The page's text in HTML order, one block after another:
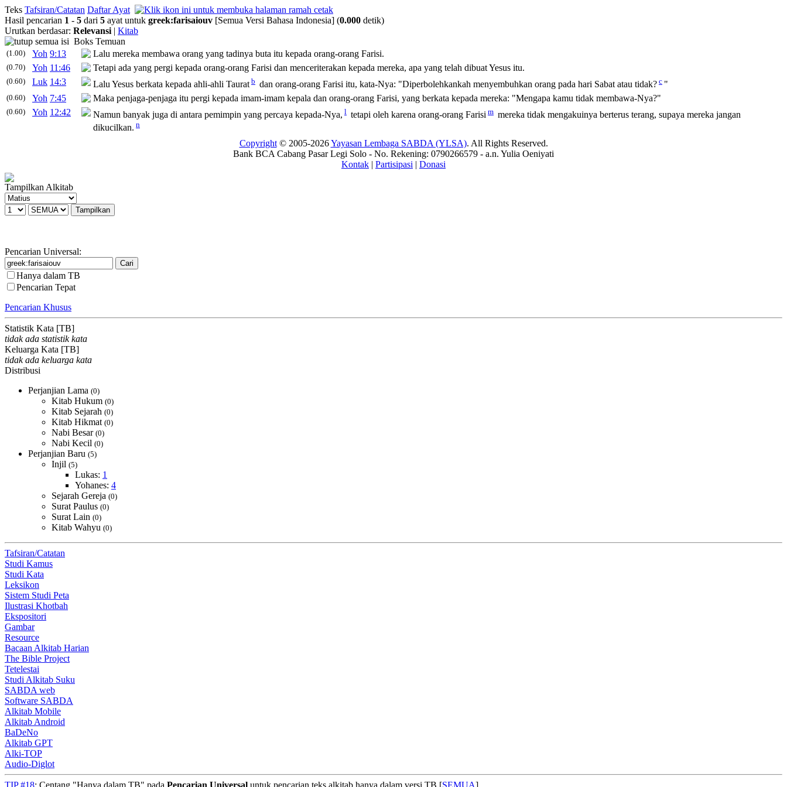
Teks Tafsiran/Catatan Daftar Ayat
Hasil pencarian 1 - 5 dari 5 ayat untuk greek:farisaiouv [Semua Versi Bahasa Indonesia] (0.000 detik)
Urutkan berdasar: Relevansi | Kitab
Boks Temuan
(1.00) Yoh 9:13 Lalu mereka membawa orang yang tadinya buta itu kepada orang-orang Farisi.
(0.70) Yoh 11:46 Tetapi ada yang pergi kepada orang-orang Farisi dan menceriterakan kepada mereka, apa yang telah dibuat Yesus itu.
(0.60) Luk 14:3 Lalu Yesus berkata kepada ahli-ahli Taurat b dan orang-orang Farisi itu, kata-Nya: "Diperbolehkankah menyembuhkan orang pada hari Sabat atau tidak? c "
(0.60) Yoh 7:45 Maka penjaga-penjaga itu pergi kepada imam-imam kepala dan orang-orang Farisi, yang berkata kepada mereka: "Mengapa kamu tidak membawa-Nya?"
(0.60) Yoh 12:42 Namun banyak juga di antara pemimpin yang percaya kepada-Nya, l tetapi oleh karena orang-orang Farisi m mereka tidak mengakuinya berterus terang, supaya mereka jangan
dikucilkan. n
Copyright© 2005-2026Yayasan Lembaga SABDA (YLSA). All Rights Reserved.
Bank BCA Cabang Pasar Legi Solo - No. Rekening: 0790266579 - a.n. Yulia Oeniyati
Kontak | Partisipasi | Donasi
Tampilkan Alkitab
Pencarian Universal:
Hanya dalam TB
Pencarian Tepat
Pencarian Khusus
Statistik Kata [TB]
tidak ada statistik kata
Keluarga Kata [TB]
tidak ada keluarga kata
Distribusi
Perjanjian Lama (0)
Kitab Hukum (0)
Kitab Sejarah (0)
Kitab Hikmat (0)
Nabi Besar (0)
Nabi Kecil (0)
Perjanjian Baru (5)
Injil (5)
Lukas: 1
Yohanes: 4
Sejarah Gereja (0)
Surat Paulus (0)
Surat Lain (0)
Kitab Wahyu (0)
Tafsiran/Catatan
Studi Kamus
Studi Kata
Leksikon
Sistem Studi Peta
Ilustrasi Khotbah
Ekspositori
Gambar
Resource
Bacaan Alkitab Harian
The Bible Project
Tetelestai
Studi Alkitab Suku
SABDA web
Software SABDA
Alkitab Mobile
Alkitab Android
BaDeNo
Alkitab GPT
Alki-TOP
Audio-Diglot
TIP #18: Centang "Hanya dalam TB" pada Pencarian Universal untuk pencarian teks alkitab hanya dalam versi TB [SEMUA]